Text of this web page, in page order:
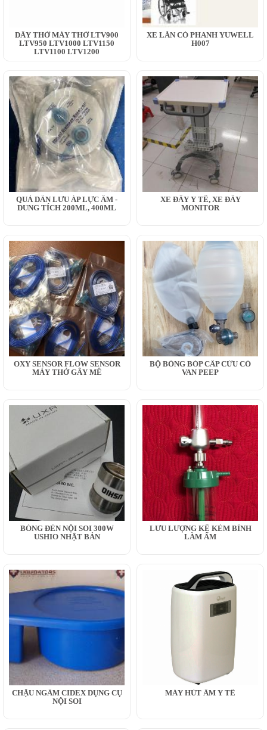
DÂY THỞ MÁY THỞ LTV900
LTV950 LTV1000 LTV1150
LTV1100 LTV1200
XE LĂN CÓ PHANH YUWELL
H007
QUẢ DẪN LƯU ÁP LỰC ÂM -
DUNG TÍCH 200ML, 400ML
XE ĐẨY Y TẾ, XE ĐẨY
MONITOR
OXY SENSOR FLOW SENSOR
MÁY THỞ GÂY MÊ
BỘ BÓNG BÓP CẤP CỨU CÓ
VAN PEEP
BÓNG ĐÈN NỘI SOI 300W
USHIO NHẬT BẢN
LƯU LƯỢNG KẾ KÈM BÌNH
LÀM ẨM
CHẬU NGÂM CIDEX DỤNG CỤ
NỘI SOI
MÁY HÚT ẨM Y TẾ